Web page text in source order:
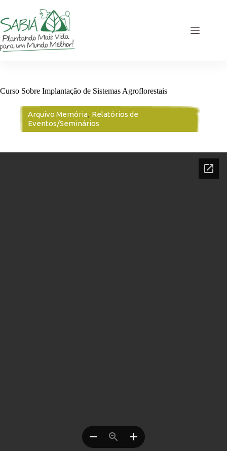
o
conteúdo
Curso Sobre Implantação de Sistemas Agroflorestais
Arquivo Memória, Relatórios de
Eventos/Seminários